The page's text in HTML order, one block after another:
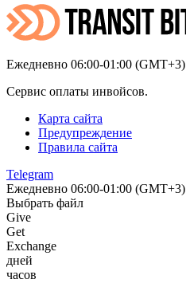
Ежедневно 06:00-01:00 (GMT+3)
Сервис оплаты инвойсов.
Карта сайта
Предупреждение
Правила сайта
Telegram
Ежедневно 06:00-01:00 (GMT+3)
Выбрать файл
Give
Get
Exchange
дней
часов